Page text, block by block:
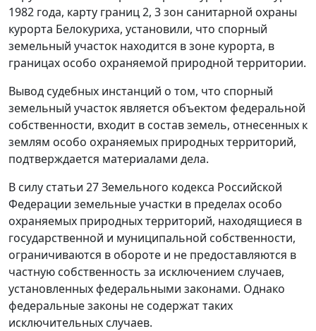
1982 года, карту границ 2, 3 зон санитарной охраны
курорта Белокуриха, установили, что спорный
земельный участок находится в зоне курорта, в
границах особо охраняемой природной территории.
Вывод судебных инстанций о том, что спорный
земельный участок является объектом федеральной
собственности, входит в состав земель, отнесенных к
землям особо охраняемых природных территорий,
подтверждается материалами дела.
В силу статьи 27Земельного кодекса Российской
Федерации земельные участки в пределах особо
охраняемых природных территорий, находящиеся в
государственной и муниципальной собственности,
ограничиваются в обороте и не предоставляются в
частную собственность за исключением случаев,
установленных федеральными законами. Однако
федеральные законы не содержат таких
исключительных случаев.